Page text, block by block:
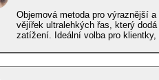
Objemová metoda pro výraznější
vějířek ultralehkých řas, který
zatížení. Ideální volba pro